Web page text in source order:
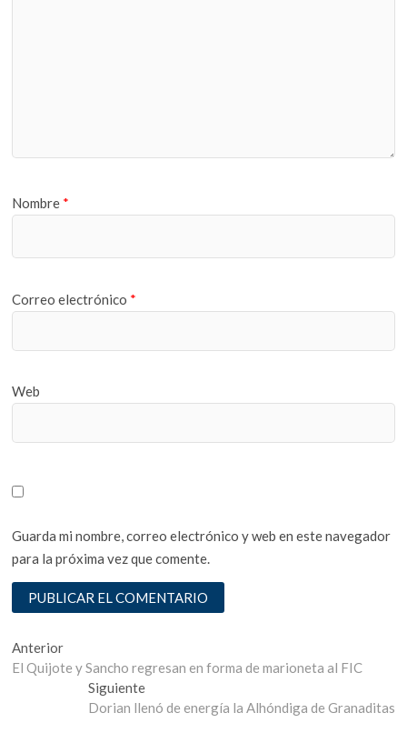
Nombre *
Correo electrónico *
Web
Guarda mi nombre, correo electrónico y web en este navegador
para la próxima vez que comente.
Navegación
de
entradas
AnteriorEntrada
anterior:
El Quijote y Sancho regresan en forma de marioneta al FIC
SiguienteEntrada
siguiente:
Dorian llenó de energía la Alhóndiga de Granaditas